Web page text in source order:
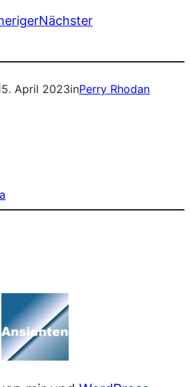
Nächster
April 2023inPerry Rhodan